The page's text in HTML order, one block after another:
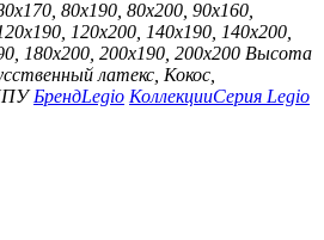
80х190, 80х200, 90х160,
120х200, 140х190, 140х200,
180х200, 200х190, 200х200 Высота
латекс, Кокос,
БрендLegio КоллекцииСерия Legio